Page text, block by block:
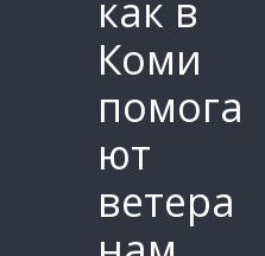
как в
Коми
помога
ют
ветера